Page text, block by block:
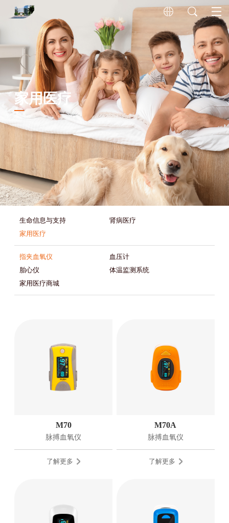
家用医疗
生命信息与支持
肾病医疗
家用医疗
指夹血氧仪
血压计
胎心仪
体温监测系统
家用医疗商城
M70
脉搏血氧仪
了解更多
M70A
脉搏血氧仪
了解更多